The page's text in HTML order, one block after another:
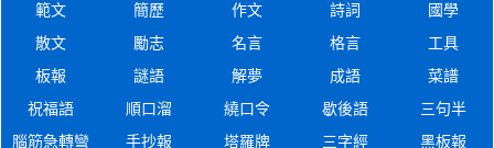
範文 簡歷 作文 詩詞
國學
散文
勵志 名言 格言
工具
板報
謎語 解夢 成語
菜譜
祝福語
順口溜 繞口令 歇後語
三句半
腦筋急轉彎
手抄報 塔羅牌 三字經 黑板報